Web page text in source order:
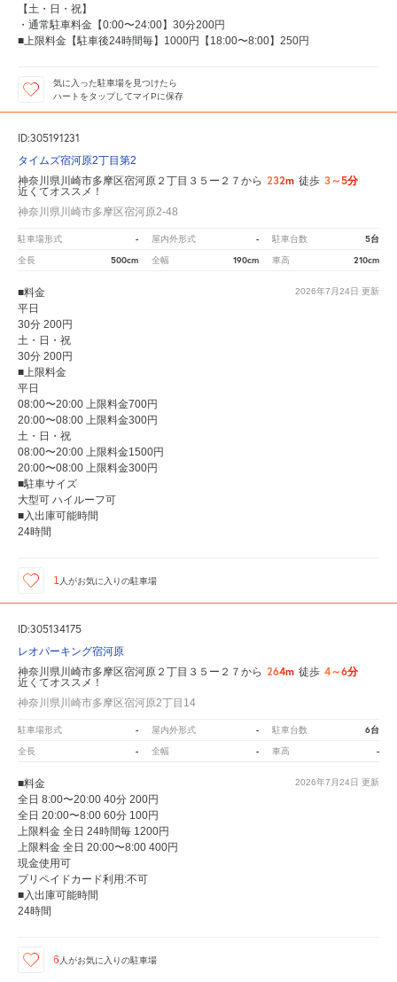
【土・日・祝】
・通常駐車料金【0:00〜24:00】30分200円
■上限料金【駐車後24時間毎】1000円【18:00〜8:00】250円
気に入った駐車場を見つけたら
ハートをタップしてマイPに保存
ID:305191231
タイムズ宿河原2丁目第2
神奈川県川崎市多摩区宿河原２丁目３５ー２７から 232m 徒歩 3～5分
近くてオススメ！
神奈川県川崎市多摩区宿河原2-48
駐車場形式 - 屋内外形式 - 駐車台数 5台
全長 500cm 全幅 190cm 車高 210cm
2026年7月24日 更新
■料金
平日
30分 200円
土・日・祝
30分 200円
■上限料金
平日
08:00〜20:00 上限料金700円
20:00〜08:00 上限料金300円
土・日・祝
08:00〜20:00 上限料金1500円
20:00〜08:00 上限料金300円
■駐車サイズ
大型可 ハイルーフ可
■入出庫可能時間
24時間
1 人がお気に入りの駐車場
ID:305134175
レオパーキング宿河原
神奈川県川崎市多摩区宿河原２丁目３５ー２７から 264m 徒歩 4～6分
近くてオススメ！
神奈川県川崎市多摩区宿河原2丁目14
駐車場形式 - 屋内外形式 - 駐車台数 6台
全長 - 全幅 - 車高 -
2026年7月24日 更新
■料金
全日 8:00〜20:00 40分 200円
全日 20:00〜8:00 60分 100円
上限料金 全日 24時間毎 1200円
上限料金 全日 20:00〜8:00 400円
現金使用可
プリペイドカード利用:不可
■入出庫可能時間
24時間
6 人がお気に入りの駐車場